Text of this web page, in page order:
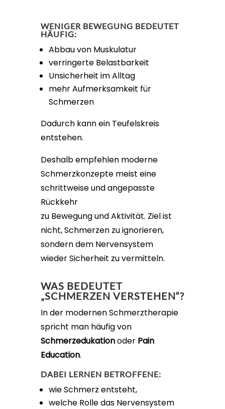
WENIGER BEWEGUNG BEDEUTET
HÄUFIG:
Abbau von Muskulatur
verringerte Belastbarkeit
Unsicherheit im Alltag
mehr Aufmerksamkeit für
Schmerzen
Dadurch kann ein Teufelskreis
entstehen.
Deshalb empfehlen moderne
Schmerzkonzepte meist eine
schrittweise und angepasste
Rückkehr
zu Bewegung und Aktivität. Ziel ist
nicht, Schmerzen zu ignorieren,
sondern dem Nervensystem
wieder Sicherheit zu vermitteln.
WAS BEDEUTET
„SCHMERZEN VERSTEHEN“?
In der modernen Schmerztherapie
spricht man häufig von
Schmerzedukationoder Pain
Education.
DABEI LERNEN BETROFFENE:
wie Schmerz entsteht,
welche Rolle das Nervensystem